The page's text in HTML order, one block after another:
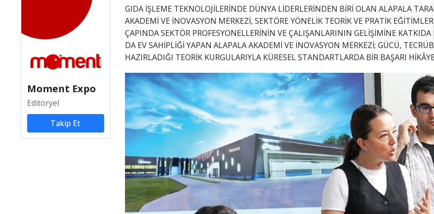
Moment Expo
Editöryel
Takip Et
GIDA İŞLEME TEKNOLOJİLERİNDE DÜNYA LİDERLERİNDEN BİRİ OLAN ALAPALA
AKADEMİ VE İNOVASYON MERKEZİ, SEKTÖRE YÖNELİK TEORİK VE PRATİK
ÇAPINDA SEKTÖR PROFESYONELLERİNİN VE ÇALIŞANLARININ GELİŞİMİNE
DA EV SAHİPLİĞİ YAPAN ALAPALA AKADEMİ VE İNOVASYON MERKEZİ; GÜCÜ,
HAZIRLADIĞI TEORİK KURGULARIYLA KÜRESEL STANDARTLARDA BİR BAŞARI